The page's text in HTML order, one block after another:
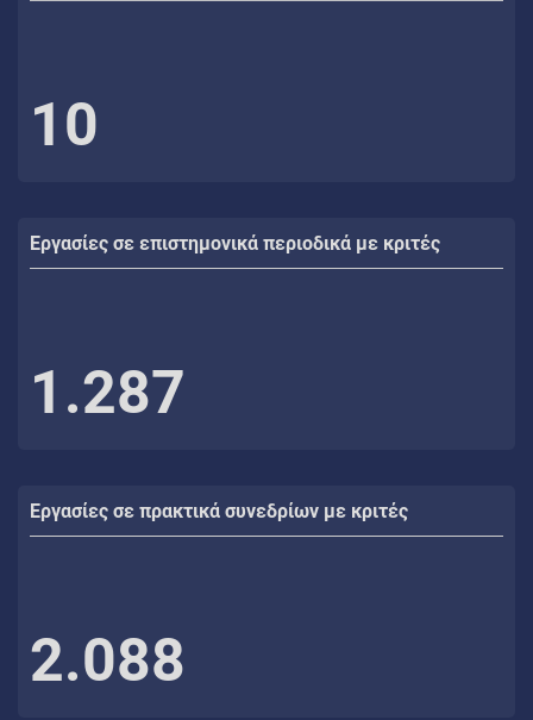
10
Εργασίες σε επιστημονικά περιοδικά με κριτές
1.287
Εργασίες σε πρακτικά συνεδρίων με κριτές
2.088